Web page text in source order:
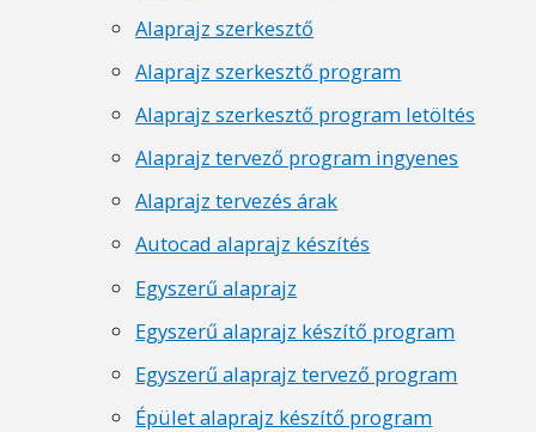
Alaprajz szerkesztő
Alaprajz szerkesztő program
Alaprajz szerkesztő program letöltés
Alaprajz tervező program ingyenes
Alaprajz tervezés árak
Autocad alaprajz készítés
Egyszerű alaprajz
Egyszerű alaprajz készítő program
Egyszerű alaprajz tervező program
Épület alaprajz készítő program